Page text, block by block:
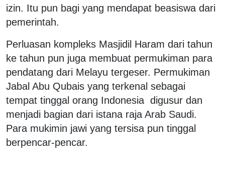
izin. Itu pun bagi yang mendapat beasiswa dari
pemerintah.
Perluasan kompleks Masjidil Haram dari tahun
ke tahun pun juga membuat permukiman para
pendatang dari Melayu tergeser. Permukiman
Jabal Abu Qubais yang terkenal sebagai
tempat tinggal orang Indonesia digusur dan
menjadi bagian dari istana raja Arab Saudi.
Para mukimin jawi yang tersisa pun tinggal
berpencar-pencar.